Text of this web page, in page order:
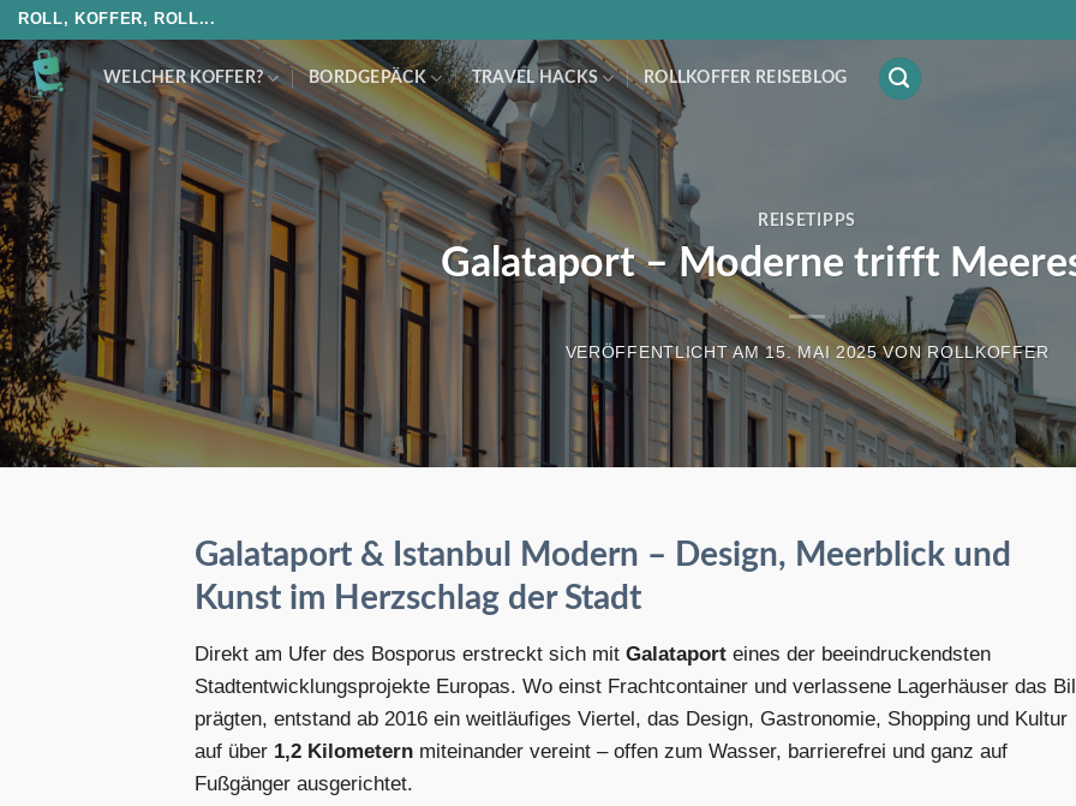
Skip
to
content
ROLL, KOFFER, ROLL...
WELCHER KOFFER? BORDGEPÄCK TRAVEL HACKS ROLLKOFFER REISEBLOG
REISETIPPS
Galataport – Moderne trifft
VERÖFFENTLICHT AM15. MAI 2025VON ROLLKOFFER
Galataport & Istanbul Modern – Design, Meerblick und
Kunst im Herzschlag der Stadt
Direkt am Ufer des Bosporus erstreckt sich mit Galataport eines der beeindruckendsten
Stadtentwicklungsprojekte Europas. Wo einst Frachtcontainer und verlassene Lagerhäuser das
prägten, entstand ab 2016 ein weitläufiges Viertel, das Design, Gastronomie, Shopping und Kultur
auf über 1,2 Kilometern miteinander vereint – offen zum Wasser, barrierefrei und ganz auf
Fußgänger ausgerichtet.